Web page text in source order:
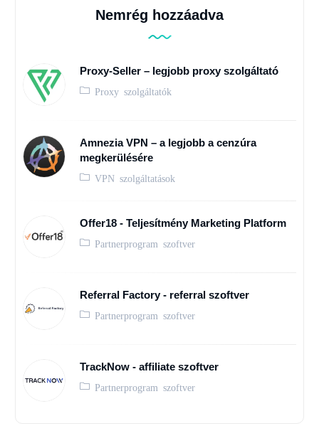
Nemrég hozzáadva
Proxy-Seller – legjobb proxy szolgáltató
Proxy szolgáltatók
Amnezia VPN – a legjobb a cenzúra
megkerülésére
VPN szolgáltatások
Offer18 - Teljesítmény Marketing Platform
Partnerprogram szoftver
Referral Factory - referral szoftver
Partnerprogram szoftver
TrackNow - affiliate szoftver
Partnerprogram szoftver